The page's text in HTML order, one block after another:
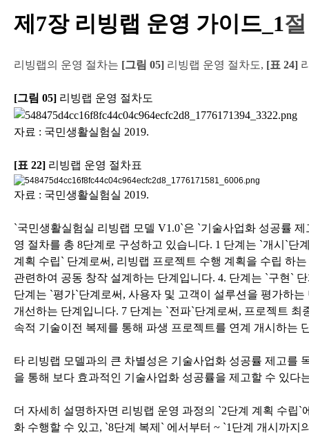
제7장 리빙랩 운영 가이드_ 1
리빙랩의 운영 절차는 [그림 05] 리빙랩 운영 절차도, [표 24]
[그림 05] 리빙랩 운영 절차도
자료 : 국민생활실험실 2019.
[표 22] 리빙랩 운영 절차표
자료 : 국민생활실험실 2019.
`국민생활실험실 리빙랩 모델 V1.0`은 `기술사업화 성공률
영 절차를 총 8단계로 구성하고 있습니다. 1 단계는 `개시`단
계획 수립` 단계로써, 리빙랩 프로젝트 수행 계획을 수립 하는
관련하여 공동 창작 설계하는 단계입니다. 4. 단계는 `구현`
단계는 `평가`단계로써, 사용자 및 고객이 설루션을 평가하
개선하는 단계입니다. 7 단계는 `전파`단계로써, 프로젝트 최
속적 기술이전 복제를 통해 파생 프로젝트를 연계 개시하는
타 리빙랩 모델과의 큰 차별성은 기술사업화 성공률 제고를
을 통해 보다 효과적인 기술사업화 성공률을 제고할 수 있다
더 자세히 설명하자면 리빙랩 운영 과정의 `2단계 계획 수립`
화 수행할 수 있고, `8단계 복제` 에서부터 ~ `1단계 개시까지